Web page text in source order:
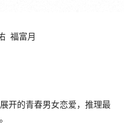
福富月
开的青春男女恋爱，推理最